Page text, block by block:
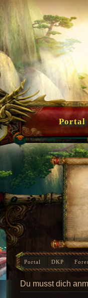
Portal
Portal DKP
Du musst dich